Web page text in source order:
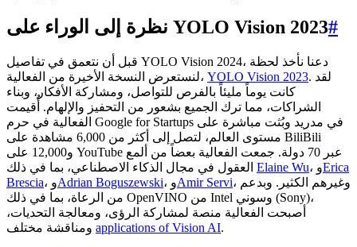
نظرة إلى الوراء على YOLO Vision 2023#
قبل أن نتعمق في تفاصيل YOLO Vision 2024، دعنا نأخذ لحظة
لنستعرض النسخة الأخيرة من الفعالية، YOLO Vision 2023. لقد
كانت يوماً مليئاً بالفرص للتواصل، ومشاركة الأفكار، وبناء
الشراكات، مما ترك الجميع بشعور من التحفيز والإلهام. أُقيمت
الفعالية في حرم Google for Startups في مدريد وبُثت مباشرة على
مستوى العالم، لتصل إلى أكثر من 6,000 مشاهدة على BiliBili
و12,000 على YouTube عبر 70 دولة. جمعت الفعالية بعضاً من ألمع
Elaine Wu ، وErica
Brescia
، وAdrian Boguszewski ، وAmir Servi، وغيرهم الكثير. وبدعم
من الرعاة، بما في ذلك OpenVINO من Intel وسوني (Sony)،
أصبحت الفعالية منصة لمشاركة الرؤى، ومعالجة التحديات،
applications of Vision AI.